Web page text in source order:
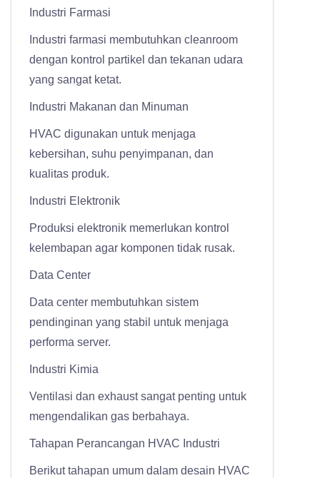
Industri Farmasi
Industri farmasi membutuhkan cleanroom
dengan kontrol partikel dan tekanan udara
yang sangat ketat.
Industri Makanan dan Minuman
HVAC digunakan untuk menjaga
kebersihan, suhu penyimpanan, dan
kualitas produk.
Industri Elektronik
Produksi elektronik memerlukan kontrol
kelembapan agar komponen tidak rusak.
Data Center
Data center membutuhkan sistem
pendinginan yang stabil untuk menjaga
performa server.
Industri Kimia
Ventilasi dan exhaust sangat penting untuk
mengendalikan gas berbahaya.
Tahapan Perancangan HVAC Industri
Berikut tahapan umum dalam desain HVAC